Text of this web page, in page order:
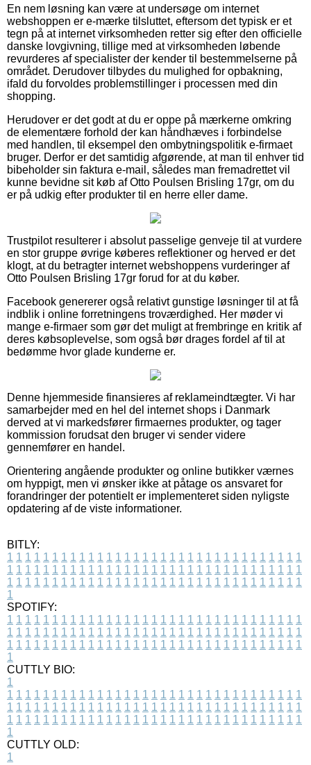
En nem løsning kan være at undersøge om internet
webshoppen er e-mærke tilsluttet, eftersom det typisk er et
tegn på at internet virksomheden retter sig efter den officielle
danske lovgivning, tillige med at virksomheden løbende
revurderes af specialister der kender til bestemmelserne på
området. Derudover tilbydes du mulighed for opbakning,
ifald du forvoldes problemstillinger i processen med din
shopping.
Herudover er det godt at du er oppe på mærkerne omkring
de elementære forhold der kan håndhæves i forbindelse
med handlen, til eksempel den ombytningspolitik e-firmaet
bruger. Derfor er det samtidig afgørende, at man til enhver tid
bibeholder sin faktura e-mail, således man fremadrettet vil
kunne bevidne sit køb af Otto Poulsen Brisling 17gr, om du
er på udkig efter produkter til en herre eller dame.
Trustpilot resulterer i absolut passelige genveje til at vurdere
en stor gruppe øvrige køberes reflektioner og herved er det
klogt, at du betragter internet webshoppens vurderinger af
Otto Poulsen Brisling 17gr forud for at du køber.
Facebook genererer også relativt gunstige løsninger til at få
indblik i online forretningens troværdighed. Her møder vi
mange e-firmaer som gør det muligt at frembringe en kritik af
deres købsoplevelse, som også bør drages fordel af til at
bedømme hvor glade kunderne er.
Denne hjemmeside finansieres af reklameindtægter. Vi har
samarbejder med en hel del internet shops i Danmark
derved at vi markedsfører firmaernes produkter, og tager
kommission forudsat den bruger vi sender videre
gennemfører en handel.
Orientering angående produkter og online butikker værnes
om hyppigt, men vi ønsker ikke at påtage os ansvaret for
forandringer der potentielt er implementeret siden nyligste
opdatering af de viste informationer.
BITLY:
1 1 1 1 1 1 1 1 1 1 1 1 1 1 1 1 1 1 1 1 1 1 1 1 1 1 1 1 1 1 1 1 1
1 1 1 1 1 1 1 1 1 1 1 1 1 1 1 1 1 1 1 1 1 1 1 1 1 1 1 1 1 1 1 1 1
1 1 1 1 1 1 1 1 1 1 1 1 1 1 1 1 1 1 1 1 1 1 1 1 1 1 1 1 1 1 1 1 1
1
SPOTIFY:
1 1 1 1 1 1 1 1 1 1 1 1 1 1 1 1 1 1 1 1 1 1 1 1 1 1 1 1 1 1 1 1 1
1 1 1 1 1 1 1 1 1 1 1 1 1 1 1 1 1 1 1 1 1 1 1 1 1 1 1 1 1 1 1 1 1
1 1 1 1 1 1 1 1 1 1 1 1 1 1 1 1 1 1 1 1 1 1 1 1 1 1 1 1 1 1 1 1 1
1
CUTTLY BIO:
1
1 1 1 1 1 1 1 1 1 1 1 1 1 1 1 1 1 1 1 1 1 1 1 1 1 1 1 1 1 1 1 1 1
1 1 1 1 1 1 1 1 1 1 1 1 1 1 1 1 1 1 1 1 1 1 1 1 1 1 1 1 1 1 1 1 1
1 1 1 1 1 1 1 1 1 1 1 1 1 1 1 1 1 1 1 1 1 1 1 1 1 1 1 1 1 1 1 1 1
1
CUTTLY OLD:
1